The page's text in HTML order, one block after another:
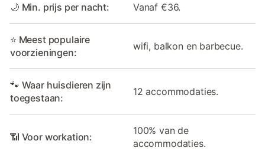
🌙 Min. prijs per nacht: Vanaf €36.
⭐ Meest populaire
voorzieningen:
wifi, balkon en barbecue.
🐾 Waar huisdieren zijn
toegestaan:
12 accommodaties.
📶 Voor workation:
100% van de
accommodaties.